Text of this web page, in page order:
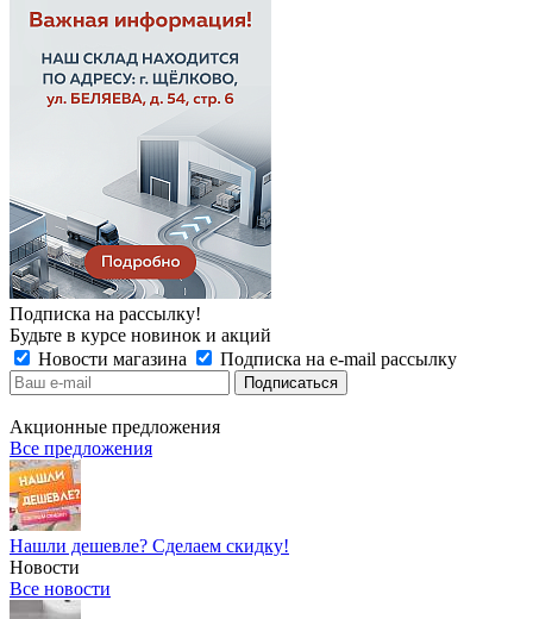
Подписка на рассылку!
Будьте в курсе новинок и акций
Новости магазина
Подписка на e-mail рассылку
Акционные предложения
Все предложения
Нашли дешевле? Сделаем скидку!
Новости
Все новости